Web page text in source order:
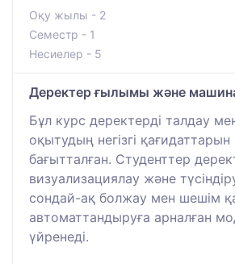
Оқу жылы - 2
Семестр - 1
Несиелер - 5
Деректер ғылымы және
Бұл курс деректерді талдау
оқытудың негізгі
бағытталған. Студенттер
визуализациялау және
сондай-ақ болжау мен шешім
автоматтандыруға арналған
үйренеді.